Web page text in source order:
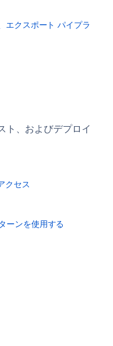
エクスポート パイプラ
ト、およびデプロイ
クセス
ーンを使用する